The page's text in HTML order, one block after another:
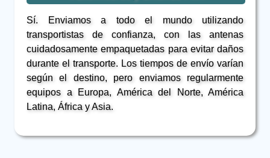
Sí. Enviamos a todo el mundo utilizando
transportistas de confianza, con las antenas
cuidadosamente empaquetadas para evitar daños
durante el transporte. Los tiempos de envío varían
según el destino, pero enviamos regularmente
equipos a Europa, América del Norte, América
Latina, África y Asia.